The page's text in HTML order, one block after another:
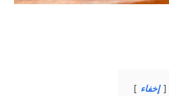
إخفاء